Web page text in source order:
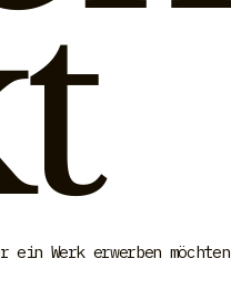
ein Werk erwerben